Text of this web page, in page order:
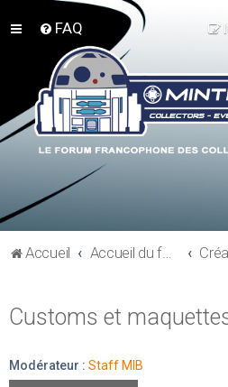
FAQ
Accueil Accueil du forum
Customs et
Modérateur : Staff MIB